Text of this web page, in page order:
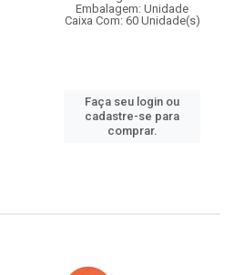
Embalagem: Unidade
Caixa Com: 60 Unidade(s)
Faça seu login ou
cadastre-se para
comprar.